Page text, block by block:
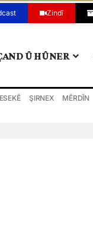
Zindî
Û HÛNER
ŞIRNEX MÊRDÎN